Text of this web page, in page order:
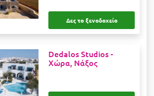
Δες το ξενοδοχείο
Dedalos Studios -
Χώρα, Νάξος